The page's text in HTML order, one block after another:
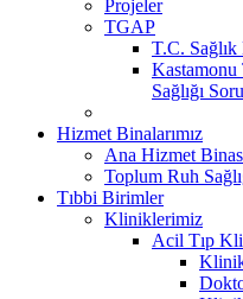
Projeler
TGAP
T.C.
Kastamonu
Sağlığı
Hizmet Binalarımız
Ana Hizmet
Toplum Ruh
Tıbbi Birimler
Kliniklerimiz
Acil Tıp